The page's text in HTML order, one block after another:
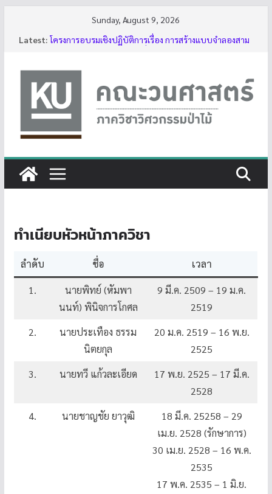
Sunday, August 9, 2026
Latest: โครงการอบรมเชิงปฏิบัติการเรื่อง การสร้างแบบจำลองสาม
กิจกรรมนิสิต ปีการศึกษา 2569
ทุนสนับสนุนโครงงานนิสิตผ่านอาจารย์ที่ปรึกษา
บรรยากาศการอบรมเชิงปฏิบัติการเรื่อง การสร้างแบบ
จำลองสามมิติของต้นไม้ด้วย LiDAR รุ่นที่ 5
ทำเนียบหัวหน้าภาควิชา
ลำดับ ชื่อ เวลา
1.
นายพิทย์ (หัมพา
นนท์) พินิจการโกศล
9 มี.ค. 2509 – 19 ม.ค.
2519
2.
นายประเทือง ธรรม
นิตยกุล
20 ม.ค. 2519 – 16 พ.ย.
2525
3.
นายทวี แก้วละเอียด
17 พ.ย. 2525 – 17 มี.ค.
2528
4.
นายชาญชัย ยาวุฒิ
18 มี.ค. 25258 – 29
เม.ย. 2528 (รักษาการ)
30 เม.ย. 2528 – 16 พ.ค.
2535
17 พ.ค. 2535 – 1 มิ.ย.